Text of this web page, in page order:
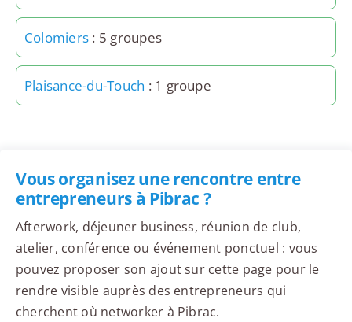
Colomiers : 5 groupes
Plaisance-du-Touch : 1 groupe
Vous organisez une rencontre entre
entrepreneurs à Pibrac ?
Afterwork, déjeuner business, réunion de club,
atelier, conférence ou événement ponctuel : vous
pouvez proposer son ajout sur cette page pour le
rendre visible auprès des entrepreneurs qui
cherchent où networker à Pibrac.